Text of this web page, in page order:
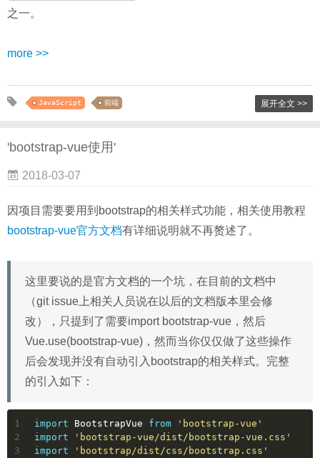
之一。
more >>
JavaScript 前端 展开全文 >>
'bootstrap-vue使用'
2018-03-07
因项目需要要用到bootstrap的相关样式功能，相关使用教程
bootstrap-vue官方文档有详细说明就不再赘述了。
这里要说的是官方文档的一个坑，在目前的文档中
（git issue上相关人员说在以后的文档版本里会修
改），只提到了需要import bootstrap-vue，然后
Vue.use(bootstrap-vue)，然而当你仅仅做了这些操作
后会发现并没有自动引入bootstrap的相关样式。完整
的引入如下：
1
2
3
import BootstrapVue from
'bootstrap-vue'
import
'bootstrap-vue/dist/bootstrap-vue.css'
import
'bootstrap/dist/css/bootstrap.css'